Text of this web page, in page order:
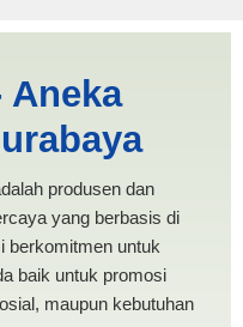
TENDA
Aneka
produsen dan
yang berbasis di
berkomitmen untuk
baik untuk promosi
maupun kebutuhan